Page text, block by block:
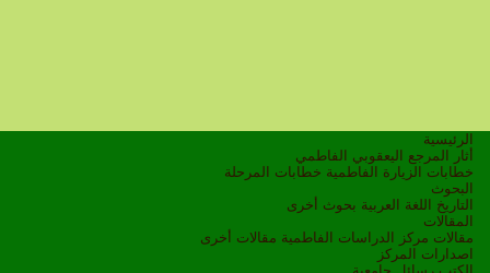
الرئيسية
أثار المرجع اليعقوبي الفاطمي
خطابات الزيارة الفاطمية خطابات المرحلة
البحوث
التاريخ
اللغة العربية بحوث أخرى
المقالات
مقالات مركز الدراسات الفاطمية مقالات أخرى
اصدارات المركز